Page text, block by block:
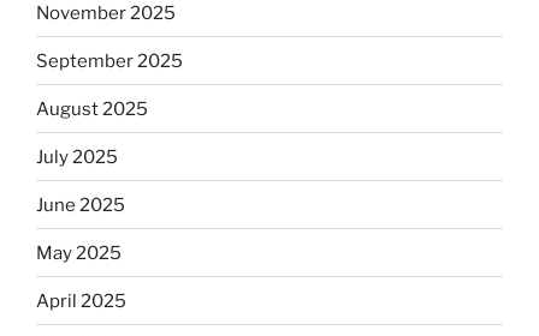
November 2025
September 2025
August 2025
July 2025
June 2025
May 2025
April 2025